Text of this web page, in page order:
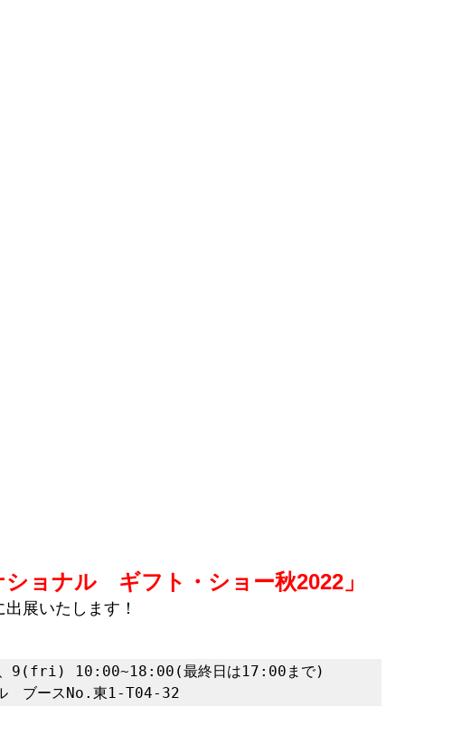
ョナル　ギフト・ショー秋2022」
出展いたします！
9(fri) 10:00~18:00(最終日は17:00まで)
　ブースNo.東1-T04-32